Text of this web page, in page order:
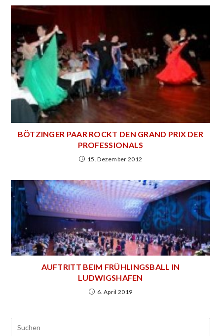
BÖTZINGER PAAR ROCKT DEN GRAND PRIX DER
PROFESSIONALS
15. Dezember 2012
AUFTRITT BEIM FRÜHLINGSBALL IN
LUDWIGSHAFEN
6. April 2019